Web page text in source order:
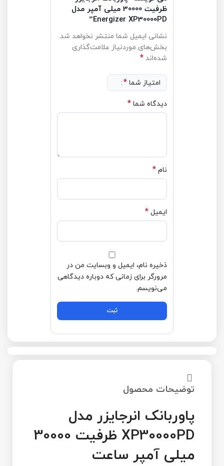
ظرفیت 30000 میلی‌ آمپر مدل
Energizer XP30000PD”
نشانی ایمیل شما منتشر نخواهد شد.
بخش‌های موردنیاز علامت‌گذاری
شده‌اند *
امتیاز شما *
دیدگاه شما *
نام *
ایمیل *
ذخیره نام، ایمیل و وبسایت من در
مرورگر برای زمانی که دوباره دیدگاهی
می‌نویسم.
توضیحات محصول
پاوربانک انرجایزر مدل
XP30000PD ظرفیت 30000
میلی‌ آمپر ساعت